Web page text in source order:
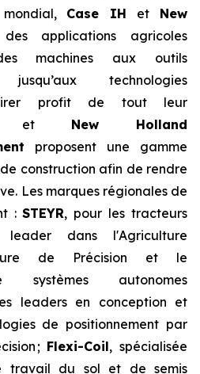
Case IH et New
des applications agricoles
machines aux outils
jusqu’aux technologies
tirer profit de tout leur
New Holland
proposent une gamme
construction afin de rendre
Les marques régionales de
:STEYR, pour les tracteurs
dans l'Agriculture
de Précision et le
systèmes autonomes
leaders en conception et
de positionnement par
; Flexi-Coil, spécialisée
travail du sol et de semis